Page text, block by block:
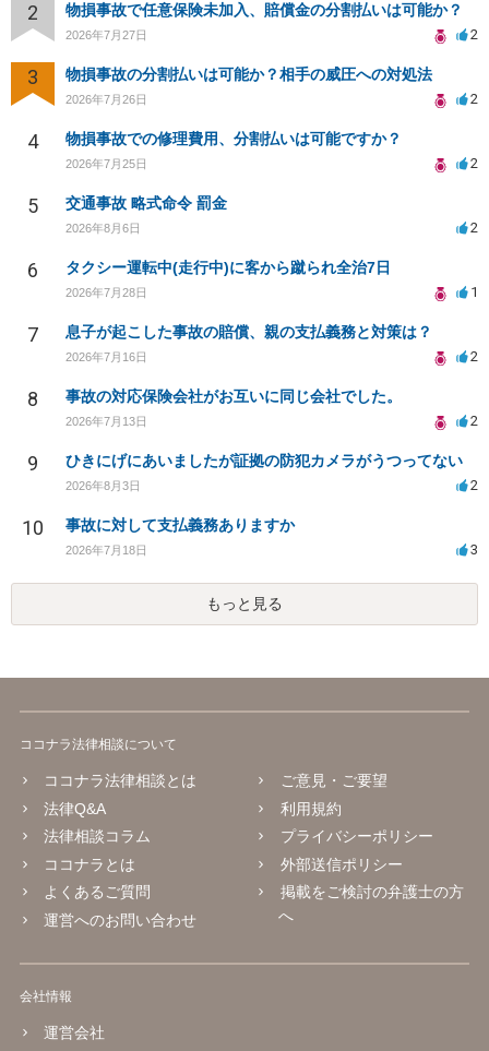
2 物損事故で任意保険未加入、賠償金の分割払いは可能か？
2026年7月27日 2
3 物損事故の分割払いは可能か？相手の威圧への対処法
2026年7月26日 2
4 物損事故での修理費用、分割払いは可能ですか？
2026年7月25日 2
5 交通事故 略式命令 罰金
2026年8月6日 2
6 タクシー運転中(走行中)に客から蹴られ全治7日
2026年7月28日 1
7 息子が起こした事故の賠償、親の支払義務と対策は？
2026年7月16日 2
8 事故の対応保険会社がお互いに同じ会社でした。
2026年7月13日 2
9 ひきにげにあいましたが証拠の防犯カメラがうつってない
2026年8月3日 2
10 事故に対して支払義務ありますか
2026年7月18日 3
もっと見る
ココナラ法律相談について
ココナラ法律相談とは
法律Q&A
法律相談コラム
ココナラとは
よくあるご質問
運営へのお問い合わせ
ご意見・ご要望
利用規約
プライバシーポリシー
外部送信ポリシー
掲載をご検討の弁護士の方
へ
会社情報
運営会社